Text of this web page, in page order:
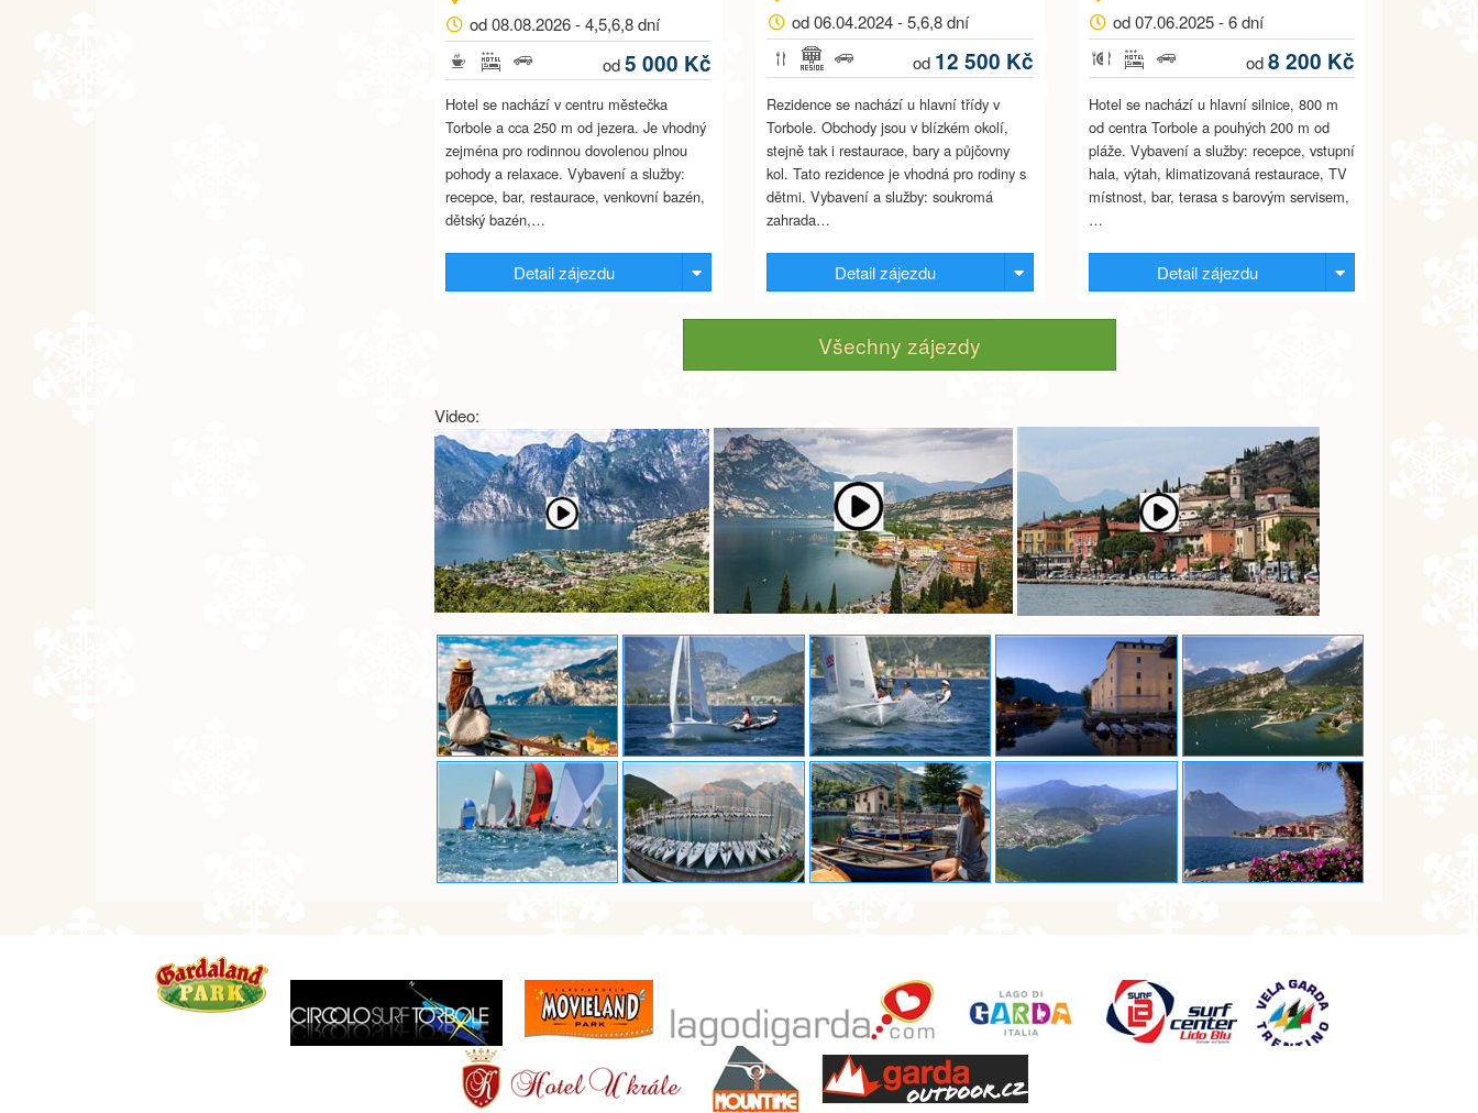
od 08.08.2026 - 4,5,6,8 dní
od5 000 Kč
Hotel se nachází v centru městečka
Torbole a cca 250 m od jezera. Je vhodný
zejména pro rodinnou dovolenou plnou
pohody a relaxace. Vybavení a služby:
recepce, bar, restaurace, venkovní bazén,
dětský bazén,…
Detail zájezdu
od 06.04.2024 - 5,6,8 dní
od 12 500 Kč
Rezidence se nachází u hlavní třídy v
Torbole. Obchody jsou v blízkém okolí,
stejně tak i restaurace, bary a půjčovny
kol. Tato rezidence je vhodná pro rodiny s
dětmi. Vybavení a služby: soukromá
zahrada…
Detail zájezdu
od 07.06.2025 - 6 dní
od8 200 Kč
Hotel se nachází u hlavní silnice, 800 m
od centra Torbole a pouhých 200 m od
pláže. Vybavení a služby: recepce, vstupní
hala, výtah, klimatizovaná restaurace, TV
místnost, bar, terasa s barovým servisem,
…
Detail zájezdu
Všechny zájezdy
Video: